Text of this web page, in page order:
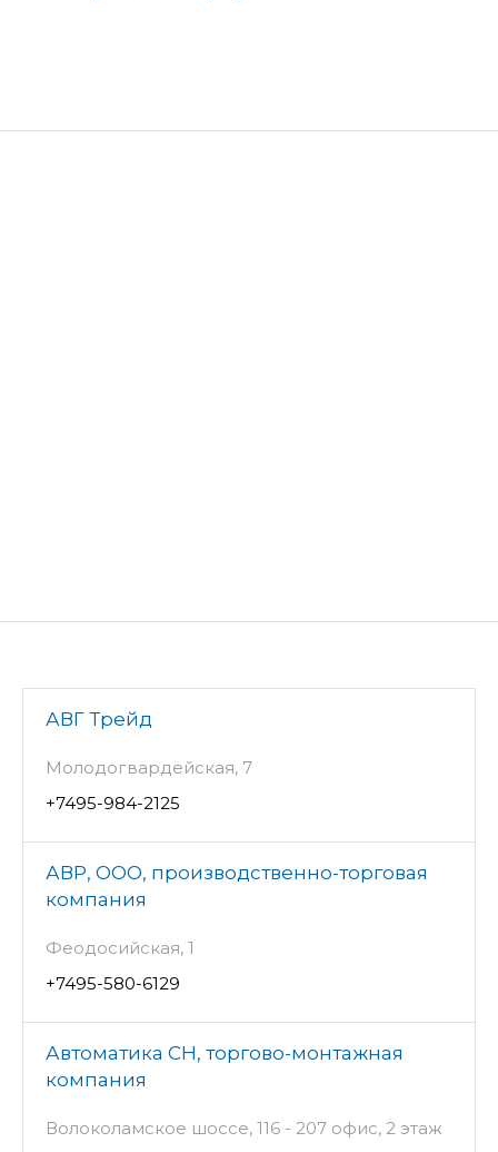
АВГ Трейд
Молодогвардейская, 7
+7495-984-2125
АВР, ООО, производственно-торговая
компания
Феодосийская, 1
+7495-580-6129
Автоматика СН, торгово-монтажная
компания
Волоколамское шоссе, 116 - 207 офис, 2 этаж